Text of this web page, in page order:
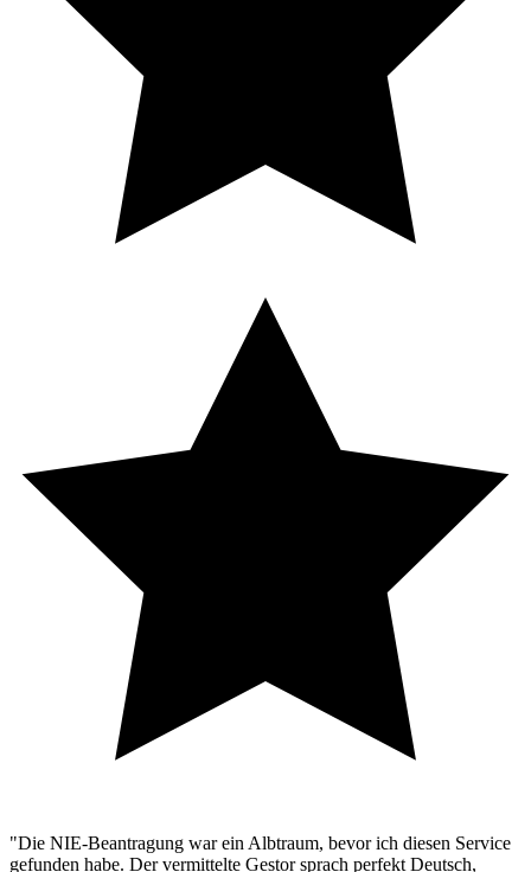
"Die NIE-Beantragung war ein Albtraum, bevor ich diesen Service
gefunden habe. Der vermittelte Gestor sprach perfekt Deutsch,